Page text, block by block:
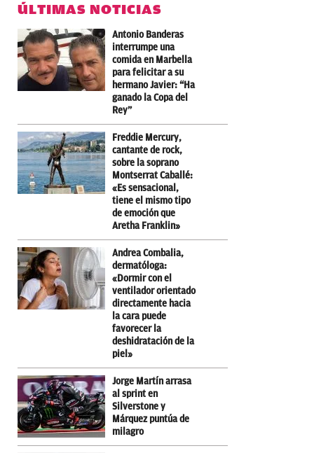
ÚLTIMAS NOTICIAS
Antonio Banderas
interrumpe una
comida en Marbella
para felicitar a su
hermano Javier: “Ha
ganado la Copa del
Rey”
Freddie Mercury,
cantante de rock,
sobre la soprano
Montserrat Caballé:
«Es sensacional,
tiene el mismo tipo
de emoción que
Aretha Franklin»
Andrea Combalia,
dermatóloga:
«Dormir con el
ventilador orientado
directamente hacia
la cara puede
favorecer la
deshidratación de la
piel»
Jorge Martín arrasa
al sprint en
Silverstone y
Márquez puntúa de
milagro